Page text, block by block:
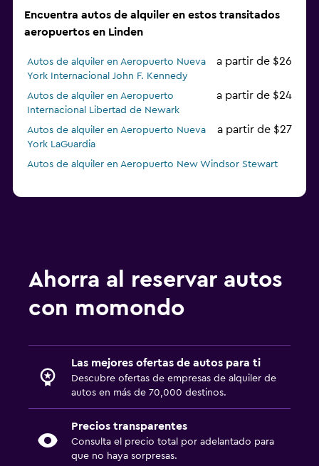
Encuentra autos de alquiler en estos transitados
aeropuertos en Linden
Autos de alquiler en Aeropuerto Nueva
York Internacional John F. Kennedy
a partir de $26
Autos de alquiler en Aeropuerto
Internacional Libertad de Newark
a partir de $24
Autos de alquiler en Aeropuerto Nueva
York LaGuardia
a partir de $27
Autos de alquiler en Aeropuerto New Windsor Stewart
Ahorra al reservar autos
con momondo
Las mejores ofertas de autos para ti
Descubre ofertas de empresas de alquiler de
autos en más de 70,000 destinos.
Precios transparentes
Consulta el precio total por adelantado para
que no haya sorpresas.